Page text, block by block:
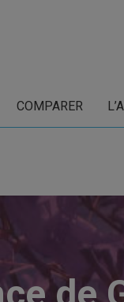
COMPARER